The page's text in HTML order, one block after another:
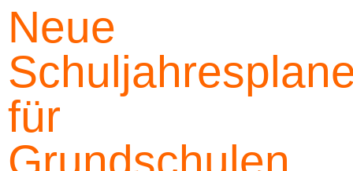
Neue
für
Grundschulen